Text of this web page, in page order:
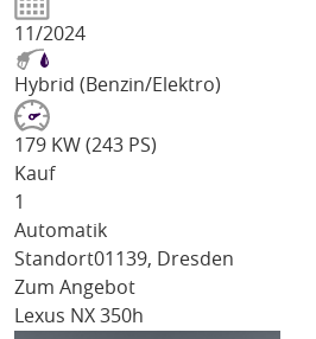
11/2024
Hybrid (Benzin/Elektro)
179 KW (243 PS)
Kauf
1
Automatik
Standort01139, Dresden
Zum Angebot
Lexus NX 350h